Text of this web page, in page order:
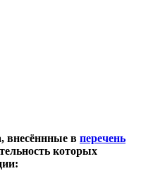
внесённные в перечень
которых